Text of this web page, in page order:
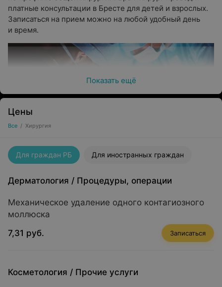
платные консультации в Бресте для детей и взрослых.
Записаться на прием можно на любой удобный день
и время.
Чем занимается эта отрасль медицины
Отличие хирургии от других сфер медицины —
применение методов оперативного вмешательства
Показать ещё
Цены
Все / Хирургия
Для граждан РБ Для иностранных граждан
Дерматология / Процедуры, операции
Механическое удаление одного контагиозного
моллюска
7,31 руб.
Записаться
Косметология / Прочие услуги